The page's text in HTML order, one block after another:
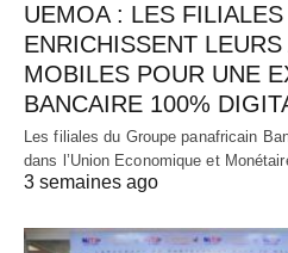
UEMOA : LES
ENRICHISSENT
MOBILES POUR UNE
BANCAIRE 100%
Les filiales du Groupe panafricain
dans l’Union Economique et
3 semaines ago